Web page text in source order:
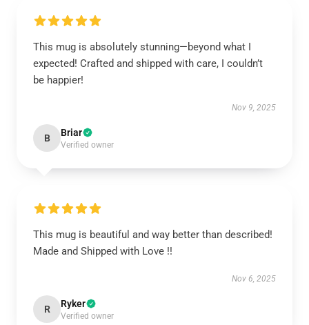
This mug is absolutely stunning—beyond what I
expected! Crafted and shipped with care, I couldn’t
be happier!
Nov 9, 2025
B Briar
Verified owner
This mug is beautiful and way better than described!
Made and Shipped with Love !!
Nov 6, 2025
R Ryker
Verified owner